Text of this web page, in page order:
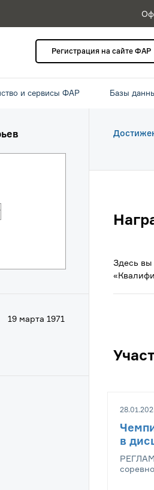
Регистрация на сайте ФАР
и сервисы ФАР Базы
19 марта 1971
Здесь вы
в